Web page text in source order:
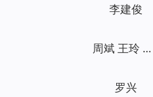
李建俊
周斌 王玲 彭黎
罗兴